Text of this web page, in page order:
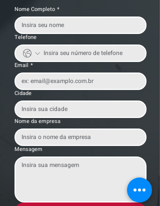
Nome Completo *
Telefone
Email *
Cidade
Nome da empresa
Mensagem